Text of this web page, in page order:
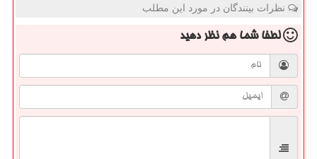
نظرات بینندگان در مورد این مطلب
لطفا شما همنظر دهید